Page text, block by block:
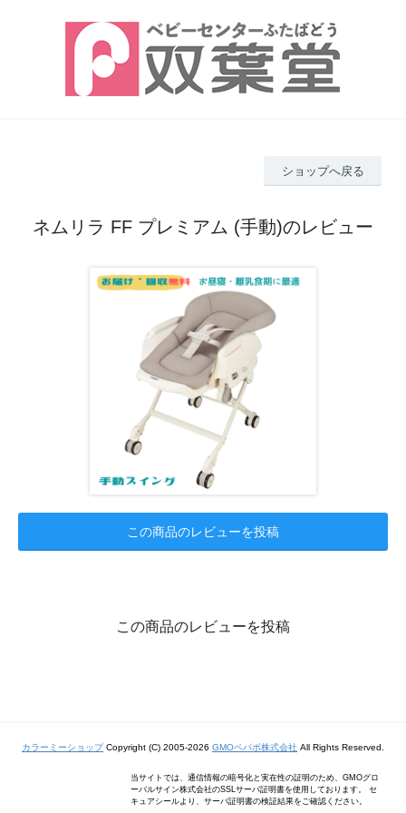
ショップへ戻る
ネムリラ FF プレミアム (手動)のレビュー
この商品のレビューを投稿
この商品のレビューを投稿
カラーミーショップCopyright (C) 2005-2026 GMOペパボ株式会社 All Rights Reserved.
当サイトでは、通信情報の暗号化と実在性の証明のため、GMOグロ
ーバルサイン株式会社のSSLサーバ証明書を使用しております。 セ
キュアシールより、サーバ証明書の検証結果をご確認ください。